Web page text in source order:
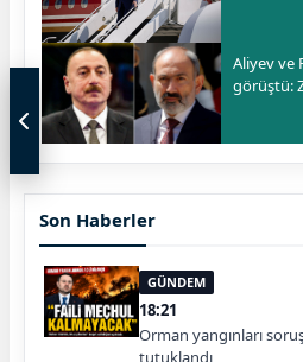
Aliyev ve
görüştü:
Son Haberler
GÜNDEM
18:21
Orman yangınları
tutuklandı